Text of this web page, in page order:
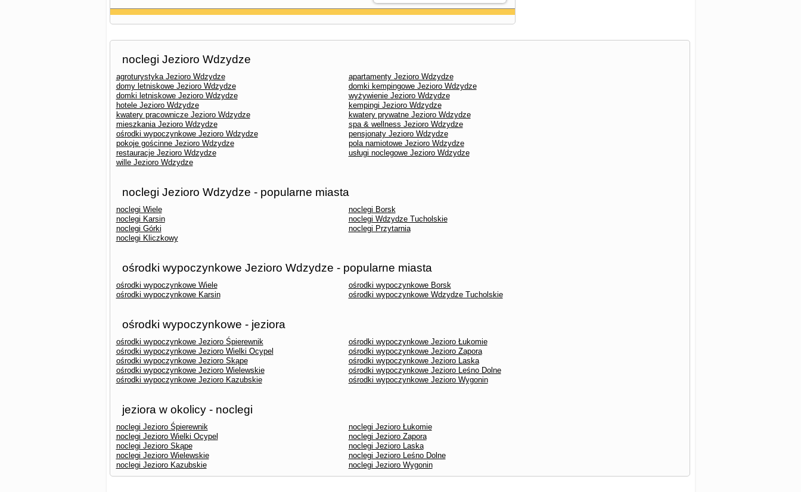
noclegi Jezioro Wdzydze
agroturystyka Jezioro Wdzydze
apartamenty Jezioro Wdzydze
domy letniskowe Jezioro Wdzydze
domki kempingowe Jezioro Wdzydze
domki letniskowe Jezioro Wdzydze
wyżywienie Jezioro Wdzydze
hotele Jezioro Wdzydze
kempingi Jezioro Wdzydze
kwatery pracownicze Jezioro Wdzydze
kwatery prywatne Jezioro Wdzydze
mieszkania Jezioro Wdzydze
spa & wellness Jezioro Wdzydze
ośrodki wypoczynkowe Jezioro Wdzydze
pensjonaty Jezioro Wdzydze
pokoje gościnne Jezioro Wdzydze
pola namiotowe Jezioro Wdzydze
restauracje Jezioro Wdzydze
usługi noclegowe Jezioro Wdzydze
wille Jezioro Wdzydze
noclegi Jezioro Wdzydze - popularne miasta
noclegi Wiele
noclegi Borsk
noclegi Karsin
noclegi Wdzydze Tucholskie
noclegi Górki
noclegi Przytarnia
noclegi Kliczkowy
ośrodki wypoczynkowe Jezioro Wdzydze - popularne miasta
ośrodki wypoczynkowe Wiele
ośrodki wypoczynkowe Borsk
ośrodki wypoczynkowe Karsin
ośrodki wypoczynkowe Wdzydze Tucholskie
ośrodki wypoczynkowe - jeziora
ośrodki wypoczynkowe Jezioro Śpierewnik
ośrodki wypoczynkowe Jezioro Łukomie
ośrodki wypoczynkowe Jezioro Wielki Ocypel
ośrodki wypoczynkowe Jezioro Zapora
ośrodki wypoczynkowe Jezioro Skąpe
ośrodki wypoczynkowe Jezioro Laska
ośrodki wypoczynkowe Jezioro Wielewskie
ośrodki wypoczynkowe Jezioro Leśno Dolne
ośrodki wypoczynkowe Jezioro Kazubskie
ośrodki wypoczynkowe Jezioro Wygonin
jeziora w okolicy - noclegi
noclegi Jezioro Śpierewnik
noclegi Jezioro Łukomie
noclegi Jezioro Wielki Ocypel
noclegi Jezioro Zapora
noclegi Jezioro Skąpe
noclegi Jezioro Laska
noclegi Jezioro Wielewskie
noclegi Jezioro Leśno Dolne
noclegi Jezioro Kazubskie
noclegi Jezioro Wygonin